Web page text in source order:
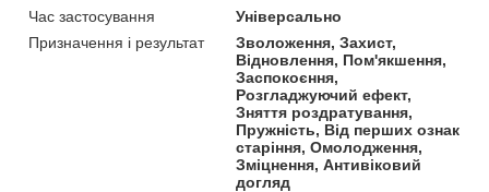
Час застосування
Універсально
Призначення і результат
Зволоження, Захист,
Відновлення, Пом'якшення,
Заспокоєння,
Розгладжуючий ефект,
Зняття роздратування,
Пружність, Від перших ознак
старіння, Омолодження,
Зміцнення, Антивіковий
догляд